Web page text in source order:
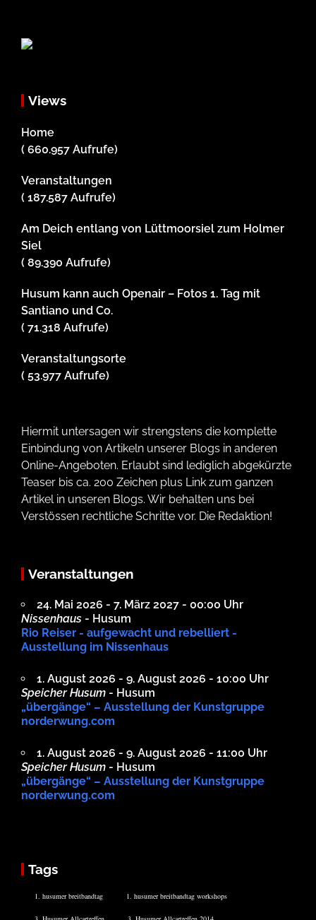
Views
Home
( 660.957 Aufrufe)
Veranstaltungen
( 187.587 Aufrufe)
Am Deich entlang von Lüttmoorsiel zum Holmer
Siel
( 89.390 Aufrufe)
Husum kann auch Openair – Fotos 1. Tag mit
Santiano und Co.
( 71.318 Aufrufe)
Veranstaltungsorte
( 53.977 Aufrufe)
Hiermit untersagen wir strengstens die komplette
Einbindung von Artikeln unserer Blogs in anderen
Online-Angeboten. Erlaubt sind lediglich abgekürzte
Teaser bis ca. 200 Zeichen plus Link zum ganzen
Artikel in unseren Blogs. Wir behalten uns bei
Verstössen rechtliche Schritte vor. Die Redaktion!
Veranstaltungen
24. Mai 2026 - 7. März 2027 - 00:00 Uhr
Nissenhaus - Husum
Rio Reiser - aufgewacht und rebelliert -
Ausstellung im Nissenhaus
1. August 2026 - 9. August 2026 - 10:00 Uhr
Speicher Husum - Husum
„übergänge“ – Ausstellung der Kunstgruppe
norderwung.com
1. August 2026 - 9. August 2026 - 11:00 Uhr
Speicher Husum - Husum
„übergänge“ – Ausstellung der Kunstgruppe
norderwung.com
Tags
1. husumer breitbandtag 1. husumer breitbandtag workshops